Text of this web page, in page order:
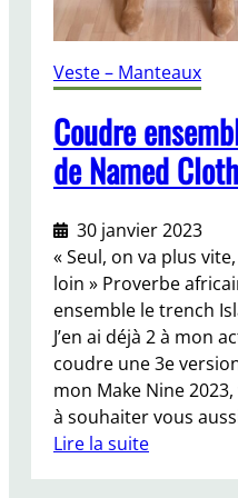
:
s
u
i
e
e
f
i
n
!
Veste – Manteaux
Coudre
de Named
30 janvier 2023
« Seul, on va plus
loin » Proverbe
ensemble le trench
J’en ai déjà 2 à mon
coudre une 3e
mon Make Nine
à souhaiter vous
Lire la suite